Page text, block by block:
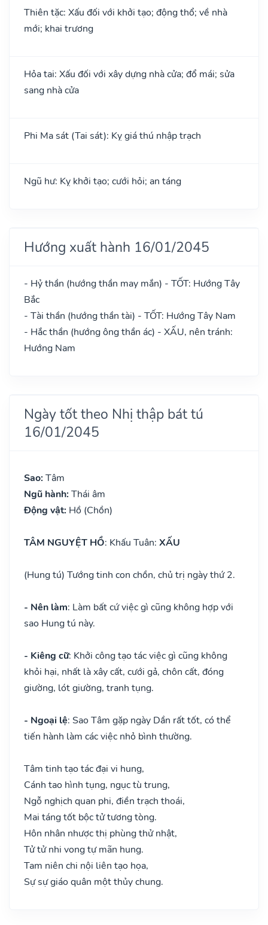
Thiên tặc: Xấu đối với khởi tạo; động thổ; về nhà
mới; khai trương
Hỏa tai: Xấu đối với xây dựng nhà cửa; đổ mái; sửa
sang nhà cửa
Phi Ma sát (Tai sát): Kỵ giá thú nhập trạch
Ngũ hư: Kỵ khởi tạo; cưới hỏi; an táng
Hướng xuất hành 16/01/2045
- Hỷ thần (hướng thần may mắn) - TỐT: Hướng Tây
Bắc
- Tài thần (hướng thần tài) - TỐT: Hướng Tây Nam
- Hắc thần (hướng ông thần ác) - XẤU, nên tránh:
Hướng Nam
Ngày tốt theo Nhị thập bát tú
16/01/2045
Sao: Tâm
Ngũ hành: Thái âm
Động vật: Hồ (Chồn)
TÂM NGUYỆT HỒ: Khấu Tuân: XẤU
(Hung tú) Tướng tinh con chồn, chủ trị ngày thứ 2.
- Nên làm: Làm bất cứ việc gì cũng không hợp với
sao Hung tú này.
- Kiêng cữ: Khởi công tạo tác việc gì cũng không
khỏi hại, nhất là xây cất, cưới gả, chôn cất, đóng
giường, lót giường, tranh tụng.
- Ngoại lệ: Sao Tâm gặp ngày Dần rất tốt, có thể
tiến hành làm các việc nhỏ bình thường.
Tâm tinh tạo tác đại vi hung,
Cánh tao hình tụng, ngục tù trung,
Ngỗ nghịch quan phi, điền trạch thoái,
Mai táng tốt bộc tử tương tòng.
Hôn nhân nhược thị phùng thử nhật,
Tử tử nhi vong tự mãn hung.
Tam niên chi nội liên tạo họa,
Sự sự giáo quân một thủy chung.